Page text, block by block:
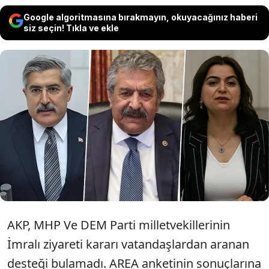
Google algoritmasına bırakmayın, okuyacağınız haberi
siz seçin! Tıkla ve ekle
Terörsüz Türkiye süreci komisyonunun
İmralı'ya ziyaret kararının ardından
yaptığı ankette dikkat çeken sonuçlar
kaydedildi.
AKP, MHP Ve DEM Parti milletvekillerinin
İmralı ziyareti kararı vatandaşlardan aranan
desteği bulamadı. AREA anketinin sonuçlarına